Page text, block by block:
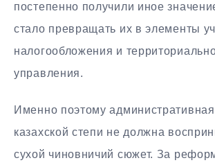
постепенно получили иное
стало превращать их в элементы
налогообложения и
управления.
Именно поэтому
казахской степи не должна
сухой чиновничий сюжет. За